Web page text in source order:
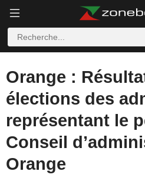
Orange :
élections des
représentant le
Conseil
Orange